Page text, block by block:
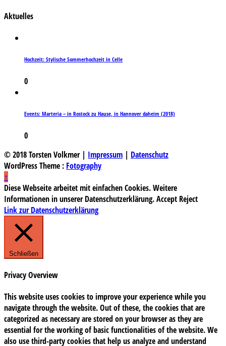
Aktuelles
Hochzeit: Stylische Sommerhochzeit in Celle
0
Events: Marteria – in Rostock zu Hause, in Hannover daheim (2018)
0
© 2018 Torsten Volkmer | Impressum | Datenschutz
WordPress Theme : Fotography
↑
Diese Webseite arbeitet mit einfachen Cookies. Weitere
Informationen in unserer Datenschutzerklärung.Accept Reject
Link zur Datenschutzerklärung
Schließen
Privacy Overview
This website uses cookies to improve your experience while you
navigate through the website. Out of these, the cookies that are
categorized as necessary are stored on your browser as they are
essential for the working of basic functionalities of the website. We
also use third-party cookies that help us analyze and understand